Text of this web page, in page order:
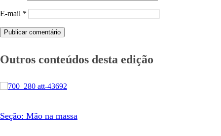
E-mail *
Publicar comentário
Outros conteúdos desta edição
Seção: Mão na massa